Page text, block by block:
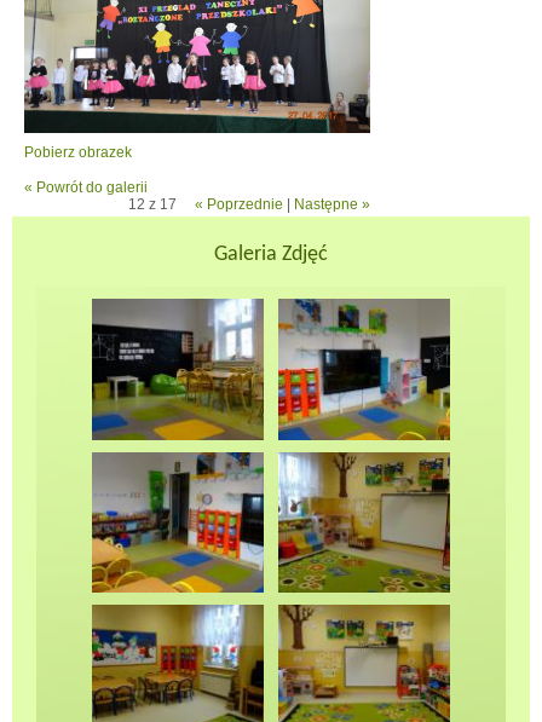
Pobierz obrazek
« Powrót do galerii
12 z 17
« Poprzednie Następne »
Galeria Zdjęć